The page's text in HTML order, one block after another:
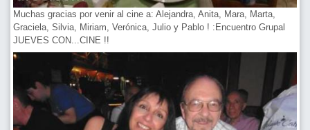
Muchas gracias por venir al cine a: Alejandra, Anita, Mara, Marta,
Graciela, Silvia, Miriam, Verónica, Julio y Pablo ! :Encuentro Grupal
JUEVES CON...CINE !!